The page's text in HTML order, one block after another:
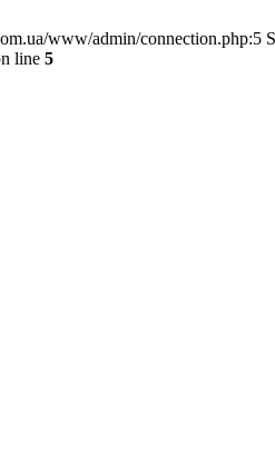
www/admin/connection.php:5
line 5